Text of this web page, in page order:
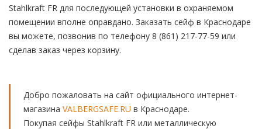
Stahlkraft FR для последующей установки в охраняемом
помещении вполне оправдано. Заказать сейф в Краснодаре
вы можете, позвонив по телефону 8 (861) 217-77-59 или
сделав заказ через корзину.
Добро пожаловать на сайт официального интернет-
магазина VALBERGSAFE.RU в Краснодаре.
Покупая сейфы Stahlkraft FR или металлическую